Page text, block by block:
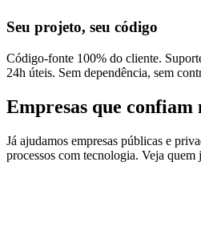
Seu projeto, seu código
Código-fonte 100% do cliente.
24h úteis. Sem dependência, sem
Empresas que confiam
Já ajudamos empresas públicas e
processos com tecnologia. Veja quem